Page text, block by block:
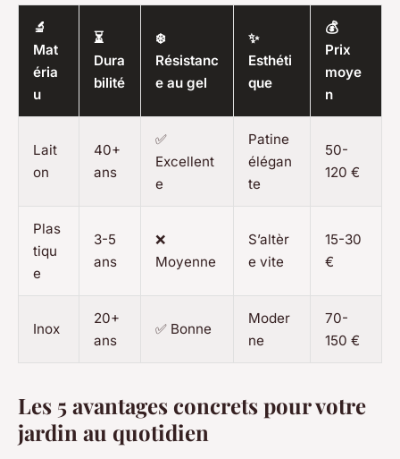
🔬
Mat
éria
u
⏳
Dura
bilité
❄️
Résistanc
e au gel
✨
Esthéti
que
💰
Prix
moye
n
Lait
on
40+
ans
✅
Excellent
e
Patine
élégan
te
50-
120 €
Plas
tiqu
e
3-5
ans
❌
Moyenne
S’altèr
e vite
15-30
€
Inox
20+
ans
✅ Bonne
Moder
ne
70-
150 €
Les 5 avantages concrets pour votre
jardin au quotidien